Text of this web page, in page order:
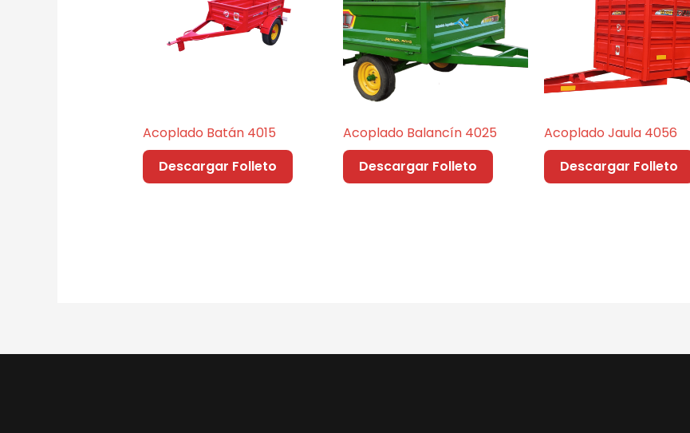
Acoplado Batán 4015
Descargar Folleto
Acoplado Balancín 4025
Descargar Folleto
Acoplado Jaula 4056
Descargar Folleto